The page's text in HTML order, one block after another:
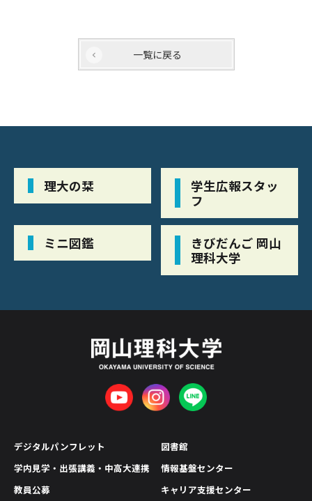
一覧に戻る
理大の栞
学生広報スタッ
フ
ミニ図鑑
きびだんご 岡山
理科大学
デジタルパンフレット
学内見学・出張講義・中高大連携
教員公募
図書館
情報基盤センター
キャリア支援センター